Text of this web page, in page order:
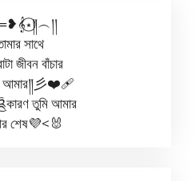
সাথে
জীবন বাঁচার
আমার༎彡❤️‍🩹
তুমি আমার
শেষ💜<🐰